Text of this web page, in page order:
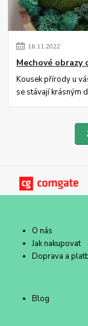
16.11.2022
Mechové obrazy
Kousek přírody u
se stávají krásným
O nás
Jak nakupovat
Doprava a
Blog